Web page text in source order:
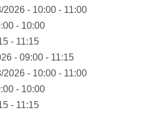
2026 - 10:00 - 11:00
- 10:00
- 11:15
- 09:00 - 11:15
2026 - 10:00 - 11:00
- 10:00
- 11:15